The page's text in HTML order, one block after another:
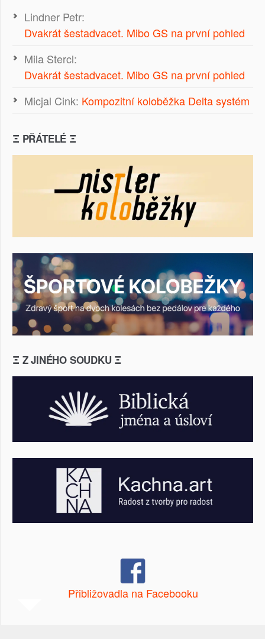
Lindner Petr:
Dvakrát šestadvacet. Mibo GS na první pohled
Mila Stercl:
Dvakrát šestadvacet. Mibo GS na první pohled
Micjal Cink: Kompozitní koloběžka Delta systém
Ξ PŘÁTELÉ Ξ
Ξ Z JINÉHO SOUDKU Ξ
Přibližovadla na Facebooku